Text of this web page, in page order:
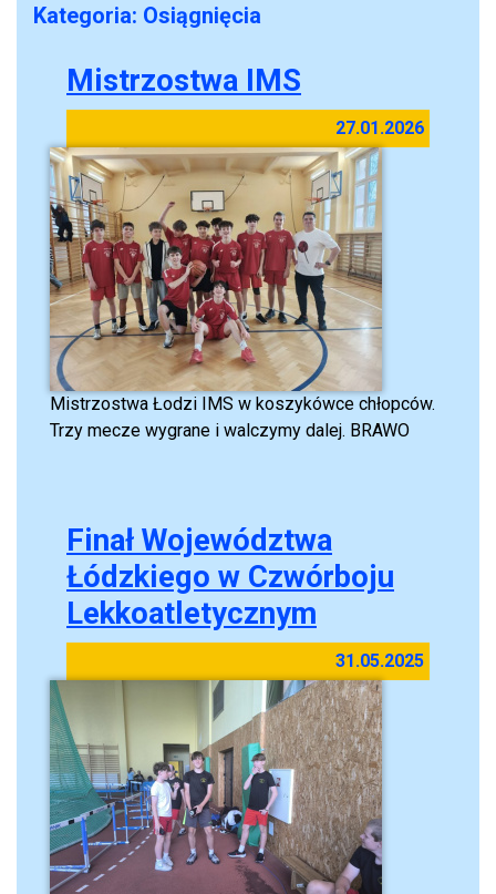
Kategoria: Osiągnięcia
Mistrzostwa IMS
27.01.2026
Mistrzostwa Łodzi IMS w koszykówce chłopców.
Trzy mecze wygrane i walczymy dalej. BRAWO
Finał Województwa
Łódzkiego w Czwórboju
Lekkoatletycznym
31.05.2025